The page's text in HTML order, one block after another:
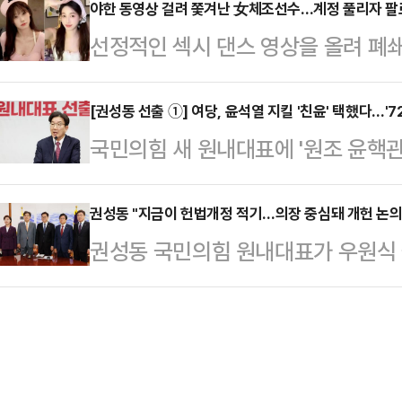
이에 따라 조 전 대표는 의원직을
옥바라지 잘해라", "아버지 영치금
"부…
을 피해 36시간 동안 은신해 있었
로이터 통신과의 인터뷰에서 "계엄
처했다는 제보를 받고 생명에 위협
어진 곳에 가서 계엄령 해제 이후
죽을 줄 알았다"고 덧붙였다.로이
서울에 있는 그의 …
야한 동영상 걸려 쫓겨난 女체조선수…계정 풀리자
선정적인 섹시 댄스 영상을 올려 폐
(SNS) 계정이 복원된 지 단 하루
(현지 시각) 홍콩 사우스차이나모
선수권 대회에 중국 체조대표팀 자
승한 전적이 있는 우 리우팡(30)
다.그는 2012년 올림픽 선발전에
전할 수 없게 됐다. 이후 갑작스럽
후 우는 2…
[권성동 선출 ①] 여당, 윤석열 지킬 '친윤' 택했다
국민의힘 새 원내대표에 '원조 윤핵
석열)'이 원내의 중심으로 재등판했
데에는 한동훈 국민의힘 대표를 향
이 나온다. 이로써 친윤이 다시 원
칫 당과 민심의 괴리가 커질 수 있
권성동 "지금이 헌법개정 적기…의장 중심돼 개헌 논
권성동 국민의힘 원내대표가 우원
적기"라며 헌법 개정 논의를 시작